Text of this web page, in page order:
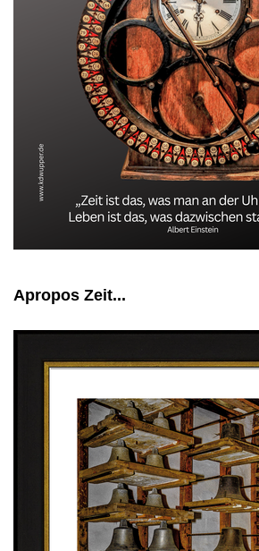
Apropos Zeit...